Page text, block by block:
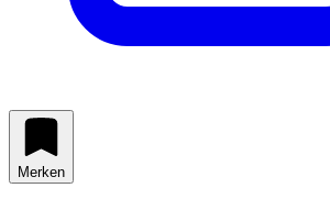
Merken